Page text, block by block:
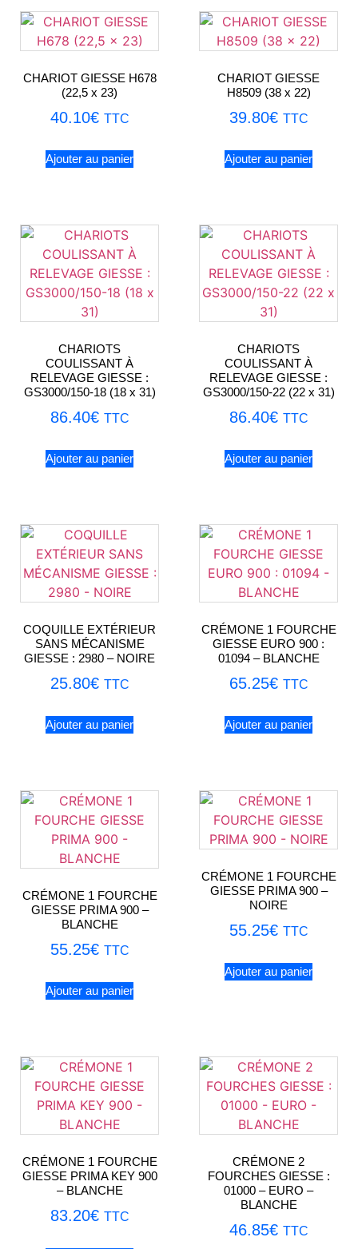
CHARIOT GIESSE H678
(22,5 x 23)
40.10€ TTC
Ajouter au panier
CHARIOT GIESSE
H8509 (38 x 22)
39.80€ TTC
Ajouter au panier
CHARIOTS
COULISSANT À
RELEVAGE GIESSE :
GS3000/150-18 (18 x 31)
86.40€ TTC
Ajouter au panier
CHARIOTS
COULISSANT À
RELEVAGE GIESSE :
GS3000/150-22 (22 x 31)
86.40€ TTC
Ajouter au panier
COQUILLE EXTÉRIEUR
SANS MÉCANISME
GIESSE : 2980 – NOIRE
25.80€ TTC
Ajouter au panier
CRÉMONE 1 FOURCHE
GIESSE EURO 900 :
01094 – BLANCHE
65.25€ TTC
Ajouter au panier
CRÉMONE 1 FOURCHE
GIESSE PRIMA 900 –
BLANCHE
55.25€ TTC
Ajouter au panier
CRÉMONE 1 FOURCHE
GIESSE PRIMA 900 –
NOIRE
55.25€ TTC
Ajouter au panier
CRÉMONE 1 FOURCHE
GIESSE PRIMA KEY 900
– BLANCHE
83.20€ TTC
CRÉMONE 2
FOURCHES GIESSE :
01000 – EURO –
BLANCHE
46.85€ TTC